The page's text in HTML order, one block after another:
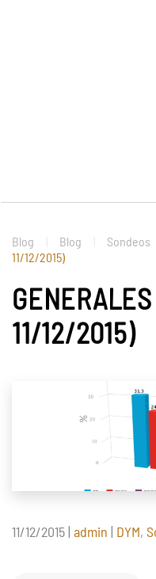
Blog Blog Sondeos
11/12/2015)
11/12/2015)
11/12/2015| admin | DYM,